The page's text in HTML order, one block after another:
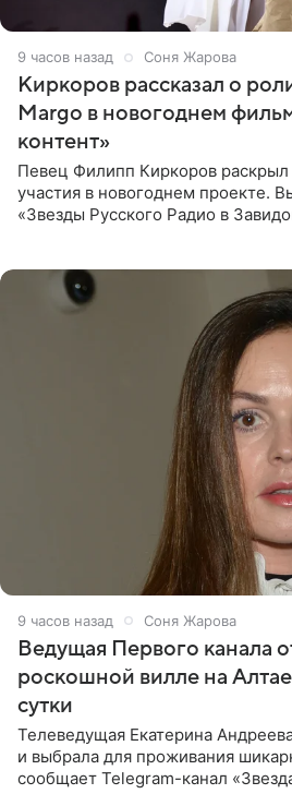
9 часов назад Соня Жарова
Киркоров рассказал о
Margo в новогоднем
контент»
Певец Филипп Киркоров раскрыл
участия в новогоднем проекте.
«Звезды Русского Радио в
9 часов назад Соня Жарова
Ведущая Первого канала
роскошной вилле на Алтае
сутки
Телеведущая Екатерина
и выбрала для проживания
сообщает Telegram-канал